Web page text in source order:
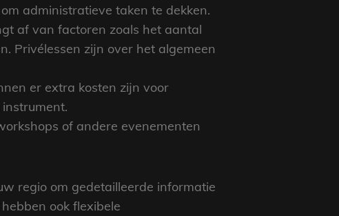
administratieve taken te dekken.
af van factoren zoals het aantal
Privélessen zijn over het algemeen
er extra kosten zijn voor
of andere evenementen
regio om gedetailleerde informatie
ook flexibele